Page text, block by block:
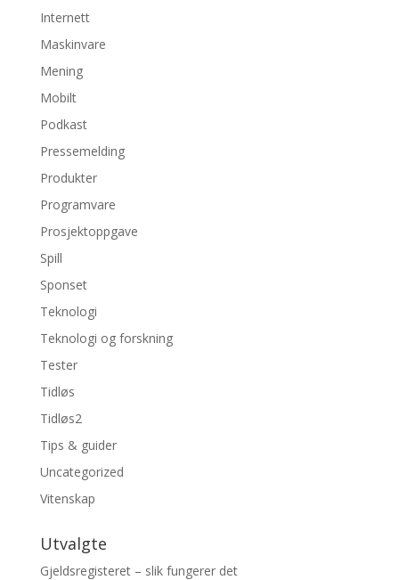
Internett
Maskinvare
Mening
Mobilt
Podkast
Pressemelding
Produkter
Programvare
Prosjektoppgave
Spill
Sponset
Teknologi
Teknologi og forskning
Tester
Tidløs
Tidløs2
Tips & guider
Uncategorized
Vitenskap
Utvalgte
Gjeldsregisteret – slik fungerer det